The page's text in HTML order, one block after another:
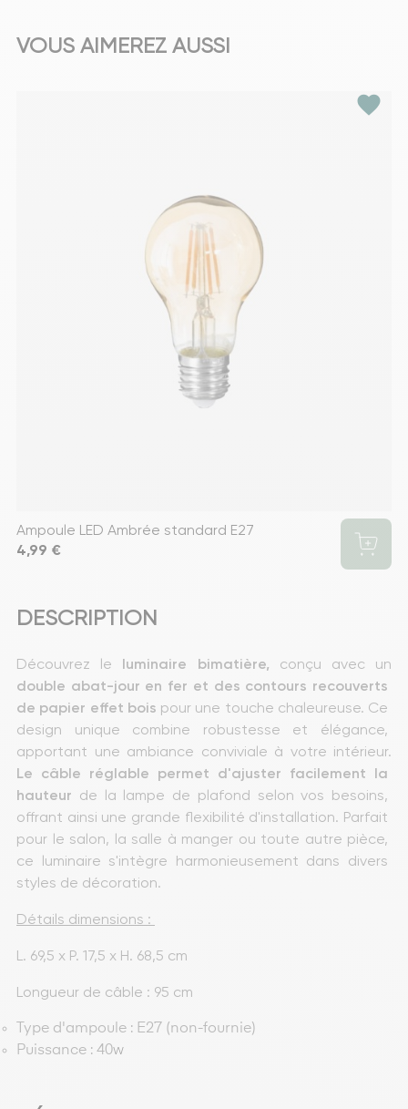
VOUS AIMEREZ AUSSI
favorite
Ampoule LED Ambrée standard E27
Prix
4,99 €
DESCRIPTION
Découvrez le luminaire bimatière, conçu avec un
double abat-jour en fer et des contours recouverts
de papier effet bois pour une touche chaleureuse. Ce
design unique combine robustesse et élégance,
apportant une ambiance conviviale à votre intérieur.
Le câble réglable permet d'ajuster facilement la
hauteur de la lampe de plafond selon vos besoins,
offrant ainsi une grande flexibilité d'installation. Parfait
pour le salon, la salle à manger ou toute autre pièce,
ce luminaire s'intègre harmonieusement dans divers
styles de décoration.
Détails dimensions :
L. 69,5 x P. 17,5 x H. 68,5 cm
Longueur de câble : 95 cm
Type d'ampoule : E27 (non-fournie)
Puissance : 40W